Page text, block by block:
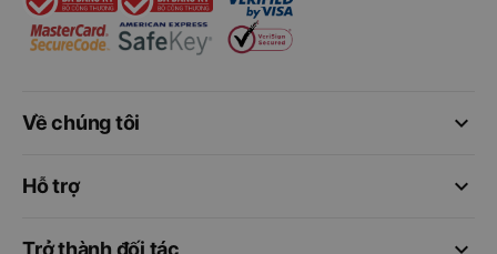
keyboard_arrow_down
Về chúng tôi
keyboard_arrow_down
Hỗ trợ
Trở thành đối tác